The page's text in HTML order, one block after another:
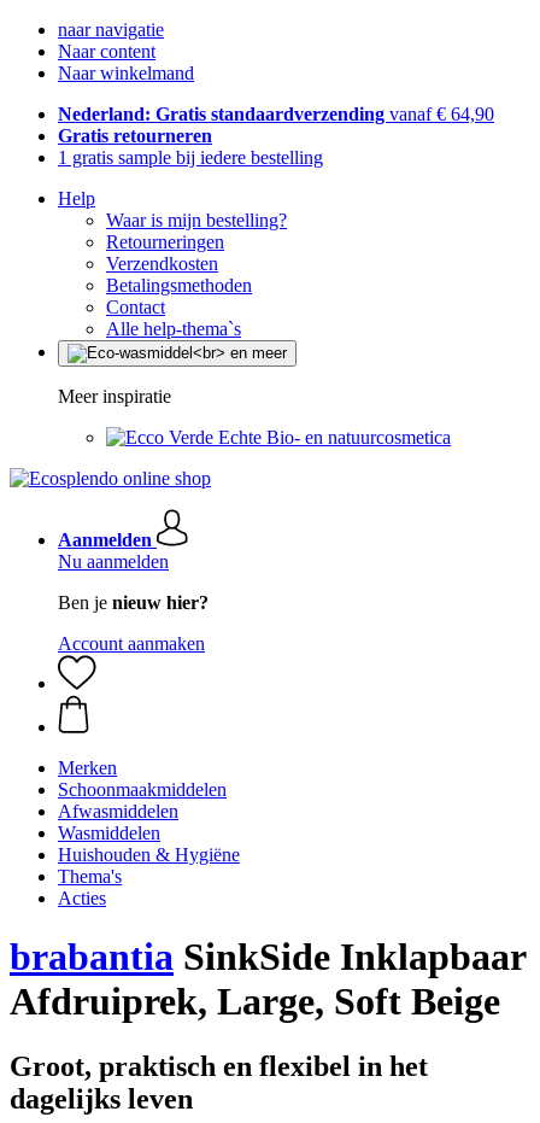
naar navigatie
Naar content
Naar winkelmand
Nederland: Gratis standaardverzending vanaf € 64,90
Gratis retourneren
1 gratis sample bij iedere bestelling
Help
Waar is mijn bestelling?
Retourneringen
Verzendkosten
Betalingsmethoden
Contact
Alle help-thema`s
Meer inspiratie
Echte Bio- en natuurcosmetica
Aanmelden
Nu aanmelden
Ben je nieuw hier?
Account aanmaken
Merken
Schoonmaakmiddelen
Afwasmiddelen
Wasmiddelen
Huishouden & Hygiëne
Thema's
Acties
brabantia SinkSide Inklapbaar
Afdruiprek, Large, Soft Beige
Groot, praktisch en flexibel in het
dagelijks leven